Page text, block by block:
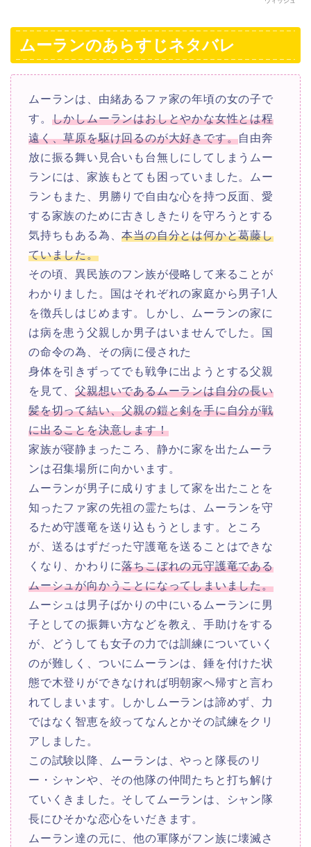
ムーランのあらすじネタバレ
ムーランは、由緒あるファ家の年頃の女の子で
す。 しかしムーランはおしとやかな女性とは程
遠く、草原を駆け回るのが大好きです。自由奔
放に振る舞い見合いも台無しにしてしまうムー
ランには、家族もとても困っていました。ムー
ランもまた、男勝りで自由な心を持つ反面、愛
する家族のために古きしきたりを守ろうとする
気持ちもある為、本当の自分とは何かと葛藤し
ていました。
その頃、異民族のフン族が侵略して来ることが
わかりました。国はそれぞれの家庭から男子1人
を徴兵しはじめます。しかし、ムーランの家に
は病を患う父親しか男子はいませんでした。国
の命令の為、その病に侵された
身体を引きずってでも戦争に出ようとする父親
を見て、父親想いであるムーランは自分の長い
髪を切って結い、父親の鎧と剣を手に自分が戦
に出ることを決意します！
家族が寝静まったころ、静かに家を出たムーラ
ンは召集場所に向かいます。
ムーランが男子に成りすまして家を出たことを
知ったファ家の先祖の霊たちは、ムーランを守
るため守護竜を送り込もうとします。ところ
が、送るはずだった守護竜を送ることはできな
くなり、かわりに落ちこぼれの元守護竜である
ムーシュが向かうことになってしまいました。
ムーシュは男子ばかりの中にいるムーランに男
子としての振舞い方などを教え、手助けをする
が、どうしても女子の力では訓練についていく
のが難しく、ついにムーランは、錘を付けた状
態で木登りができなければ明朝家へ帰すと言わ
れてしまいます。しかしムーランは諦めず、力
ではなく智恵を絞ってなんとかその試練をクリ
アしました。
この試験以降、ムーランは、やっと隊長のリ
ー・シャンや、その他隊の仲間たちと打ち解け
ていくきました。そしてムーランは、シャン隊
長にひそかな恋心をいだきます。
ムーラン達の元に、他の軍隊がフン族に壊滅さ